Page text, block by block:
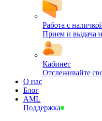
Работа с
Прием и выдача
Кабинет
Отслеживайте
О нас
Блог
AML
Поддержка